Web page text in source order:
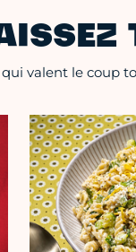
valent le coup